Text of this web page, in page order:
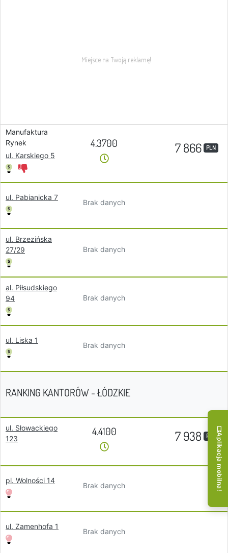
Manufaktura
Rynek
ul. Karskiego 5
4.3700 7 866 PLN
ul. Pabianicka 7
Brak danych
ul. Brzezińska
27/29
Brak danych
al. Piłsudskiego
94
Brak danych
ul. Liska 1
Brak danych
RANKING KANTORÓW - ŁÓDZKIE
ul. Słowackiego
123
4.4100 7 938 PLN
pl. Wolności 14
Brak danych
ul. Zamenhofa 1
Brak danych
Aplikacja mobilna!